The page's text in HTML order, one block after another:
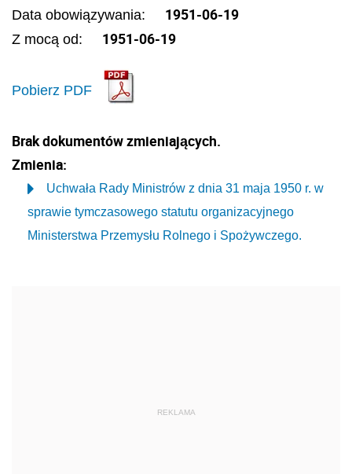
Data obowiązywania: 1951-06-19
Z mocą od: 1951-06-19
Pobierz PDF
Brak dokumentów zmieniających.
Zmienia:
Uchwała Rady Ministrów z dnia 31 maja 1950 r. w
sprawie tymczasowego statutu organizacyjnego
Ministerstwa Przemysłu Rolnego i Spożywczego.